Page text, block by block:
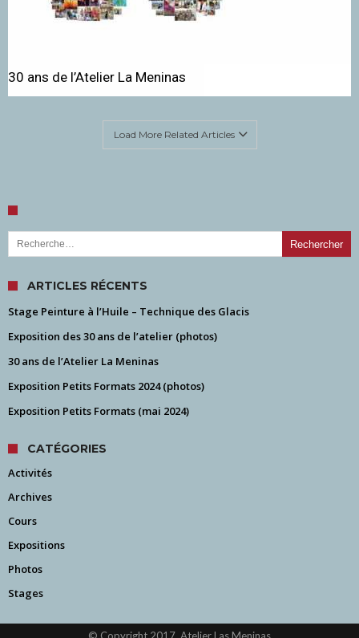
30 ans de l’Atelier La Meninas
Load More Related Articles
Rechercher :
ARTICLES RÉCENTS
Stage Peinture à l’Huile – Technique des Glacis
Exposition des 30 ans de l’atelier (photos)
30 ans de l’Atelier La Meninas
Exposition Petits Formats 2024 (photos)
Exposition Petits Formats (mai 2024)
CATÉGORIES
Activités
Archives
Cours
Expositions
Photos
Stages